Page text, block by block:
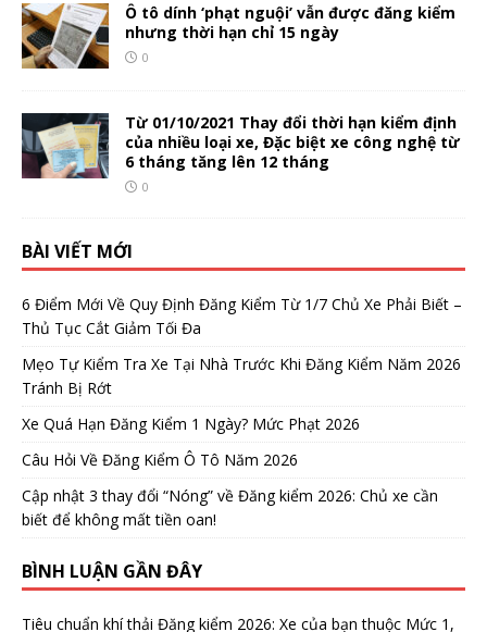
Ô tô dính ‘phạt nguội’ vẫn được đăng kiểm
nhưng thời hạn chỉ 15 ngày
0
Từ 01/10/2021 Thay đổi thời hạn kiểm định
của nhiều loại xe, Đặc biệt xe công nghệ từ
6 tháng tăng lên 12 tháng
0
BÀI VIẾT MỚI
6 Điểm Mới Về Quy Định Đăng Kiểm Từ 1/7 Chủ Xe Phải Biết –
Thủ Tục Cắt Giảm Tối Đa
Mẹo Tự Kiểm Tra Xe Tại Nhà Trước Khi Đăng Kiểm Năm 2026
Tránh Bị Rớt
Xe Quá Hạn Đăng Kiểm 1 Ngày? Mức Phạt 2026
Câu Hỏi Về Đăng Kiểm Ô Tô Năm 2026
Cập nhật 3 thay đổi “Nóng” về Đăng kiểm 2026: Chủ xe cần
biết để không mất tiền oan!
BÌNH LUẬN GẦN ĐÂY
Tiêu chuẩn khí thải Đăng kiểm 2026: Xe của bạn thuộc Mức 1,